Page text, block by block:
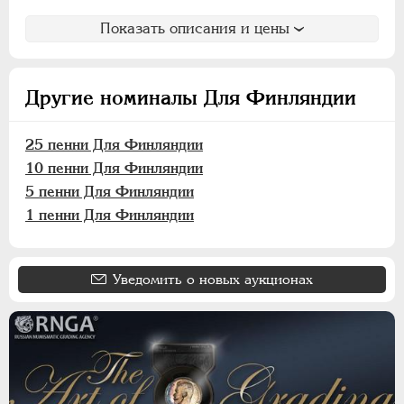
Показать описания и цены
Другие номиналы Для Финляндии
25 пенни Для Финляндии
10 пенни Для Финляндии
5 пенни Для Финляндии
1 пенни Для Финляндии
Уведомить о новых аукционах